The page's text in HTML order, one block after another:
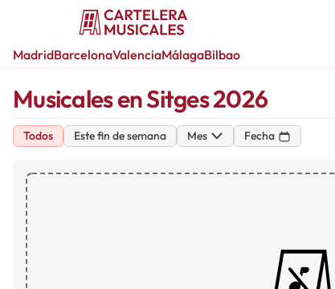
MadridBarcelonaValenciaMálagaBilbao
Musicales en Sitges 2026
Todos Este fin de semana Mes Fecha